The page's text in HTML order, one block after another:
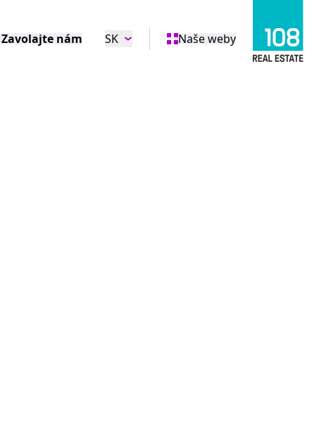
Zavolajte nám SK Naše weby